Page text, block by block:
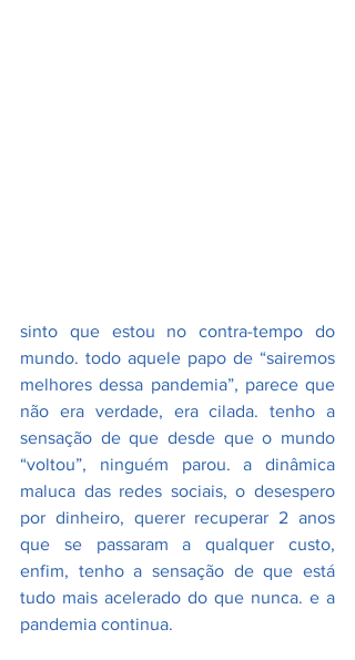
sinto que estou no contra-tempo do
mundo. todo aquele papo de “sairemos
melhores dessa pandemia”, parece que
não era verdade, era cilada. tenho a
sensação de que desde que o mundo
“voltou”, ninguém parou. a dinâmica
maluca das redes sociais, o desespero
por dinheiro, querer recuperar 2 anos
que se passaram a qualquer custo,
enfim, tenho a sensação de que está
tudo mais acelerado do que nunca. e a
pandemia continua.